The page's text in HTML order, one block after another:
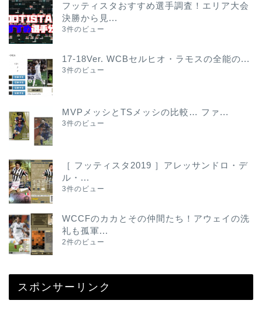
フッティスタおすすめ選手調査！エリア大会
決勝から見...
3件のビュー
17-18Ver. WCBセルヒオ・ラモスの全能の...
3件のビュー
MVPメッシとTSメッシの比較… ファ...
3件のビュー
［ フッティスタ2019 ］アレッサンドロ・デ
ル・...
3件のビュー
WCCFのカカとその仲間たち！アウェイの洗
礼も孤軍...
2件のビュー
スポンサーリンク